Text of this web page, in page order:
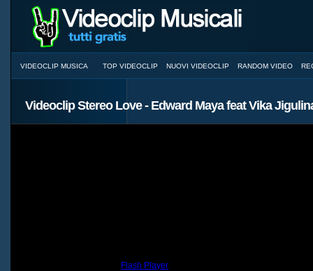
VIDEOCLIP MUSICA TOP VIDEOCLIP NUOVI VIDEOCLIP RANDOM VIDEO
Videoclip Stereo Love - Edward Maya feat Vika
Flash Player